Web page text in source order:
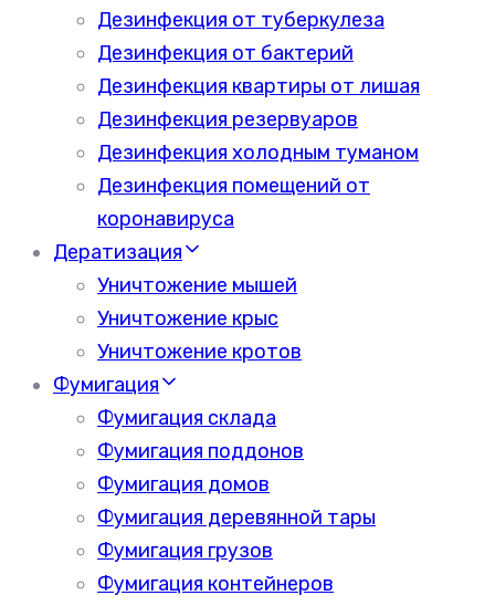
Дезинфекция от туберкулеза
Дезинфекция от бактерий
Дезинфекция квартиры от лишая
Дезинфекция резервуаров
Дезинфекция холодным туманом
Дезинфекция помещений от
коронавируса
Дератизация
Уничтожение мышей
Уничтожение крыс
Уничтожение кротов
Фумигация
Фумигация склада
Фумигация поддонов
Фумигация домов
Фумигация деревянной тары
Фумигация грузов
Фумигация контейнеров